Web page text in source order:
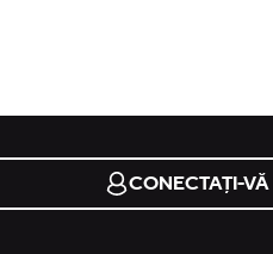
CONECTAȚI-